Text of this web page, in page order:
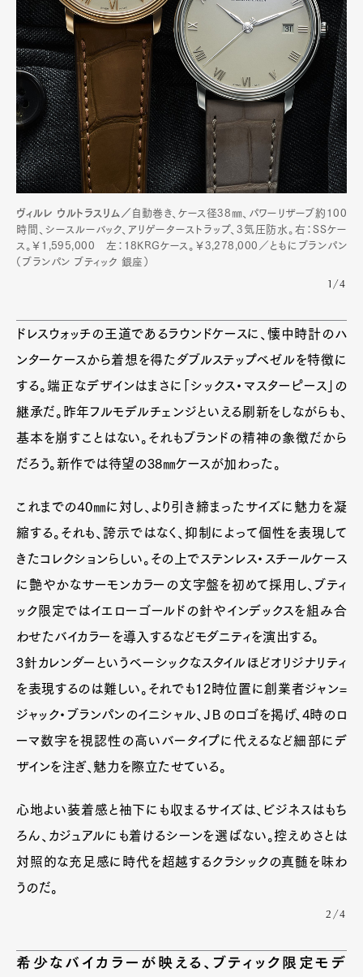
Official Columnist
About
Contact
Pen Meet
Pen international Pen tw
ヴィルレ ウルトラスリム／ 自動巻き、ケース径38㎜、パワーリザーブ約100
時間、シースルーバック、アリゲーターストラップ、3気圧防水。右：SSケー
ス。￥1,595,000 左：18KRGケース。￥3,278,000／ともにブランパン
（ブランパン ブティック 銀座）
1/4
ドレスウォッチの王道であるラウンドケースに、懐中時計のハ
ンターケースから着想を得たダブルステップベゼルを特徴に
する。端正なデザインはまさに「シックス・マスターピース」の
継承だ。昨年フルモデルチェンジといえる刷新をしながらも、
基本を崩すことはない。それもブランドの精神の象徴だから
だろう。新作では待望の38㎜ケースが加わった。
これまでの40㎜に対し、より引き締まったサイズに魅力を凝
縮する。それも、誇示ではなく、抑制によって個性を表現して
きたコレクションらしい。その上でステンレス・スチールケース
に艶やかなサーモンカラーの文字盤を初めて採用し、ブティ
ック限定ではイエローゴールドの針やインデックスを組み合
わせたバイカラーを導入するなどモダニティを演出する。
3針カレンダーというベーシックなスタイルほどオリジナリティ
を表現するのは難しい。それでも12時位置に創業者ジャン=
ジャック・ブランパンのイニシャル、ＪＢのロゴを掲げ、4時のロ
ーマ数字を視認性の高いバータイプに代えるなど細部にデ
ザインを注ぎ、魅力を際立たせている。
心地よい装着感と袖下にも収まるサイズは、ビジネスはもち
ろん、カジュアルにも着けるシーンを選ばない。控えめさとは
対照的な充足感に時代を超越するクラシックの真髄を味わ
うのだ。
2/4
希少なバイカラーが映える、ブティック限定モデ